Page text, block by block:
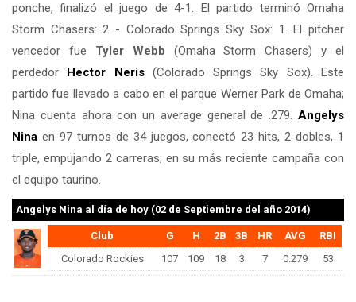
ponche, finalizó el juego de 4-1. El partido terminó Omaha
Storm Chasers: 2 - Colorado Springs Sky Sox: 1. El pitcher
vencedor fue Tyler Webb (Omaha Storm Chasers) y el
perdedor Hector Neris(Colorado Springs Sky Sox). Este
partido fue llevado a cabo en el parque Werner Park de Omaha;
Nina cuenta ahora con un average general de .279. Angelys
Nina en 97 turnos de 34 juegos, conectó 23 hits, 2 dobles, 1
triple, empujando 2 carreras; en su más reciente campaña con
el equipo taurino.
Angelys Nina al día de hoy (02 de Septiembre del año 2014)
Club G H 2B 3B HR AVG
RBI
Colorado Rockies
107 109 18 3 7 0.279 53